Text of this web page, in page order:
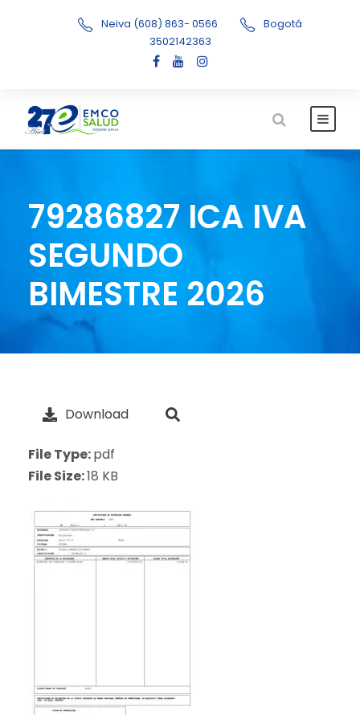
Neiva (608) 863- 0566
Bogotá
3502142363
79286827 ICA IVA
SEGUNDO
BIMESTRE 2026
Download
File Type:pdf
File Size:18 KB